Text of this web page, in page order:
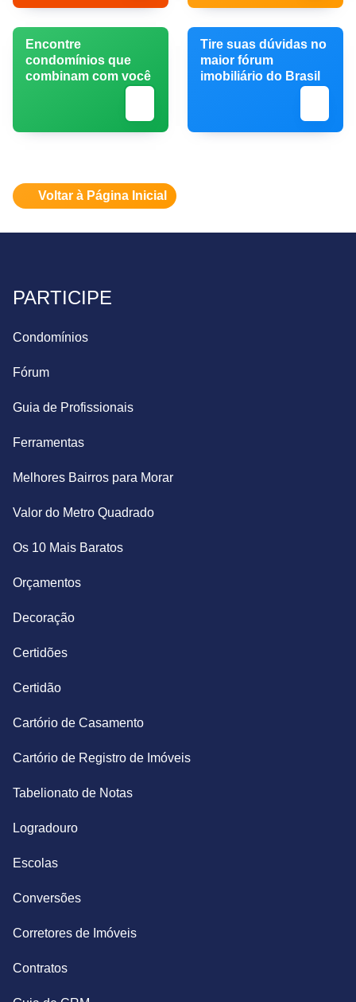
Encontre
condomínios que
combinam com você
Tire suas dúvidas no
maior fórum
imobiliário do Brasil
Voltar à Página Inicial
PARTICIPE
Condomínios
Fórum
Guia de Profissionais
Ferramentas
Melhores Bairros para Morar
Valor do Metro Quadrado
Os 10 Mais Baratos
Orçamentos
Decoração
Certidões
Certidão
Cartório de Casamento
Cartório de Registro de Imóveis
Tabelionato de Notas
Logradouro
Escolas
Conversões
Corretores de Imóveis
Contratos